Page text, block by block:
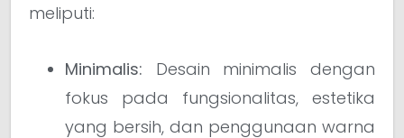
meliputi:
Minimalis: Desain minimalis dengan
fokus pada fungsionalitas, estetika
yang bersih, dan penggunaan warna